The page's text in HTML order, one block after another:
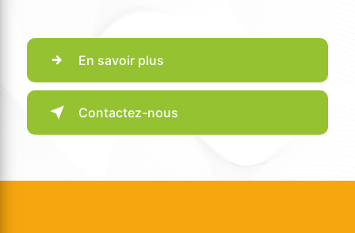
En savoir plus
Contactez-nous